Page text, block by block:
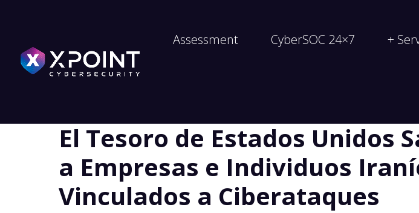
Assessment CyberSOC 24×7 +
El Tesoro de Estados Unidos
a Empresas e Individuos
Vinculados a Ciberataques